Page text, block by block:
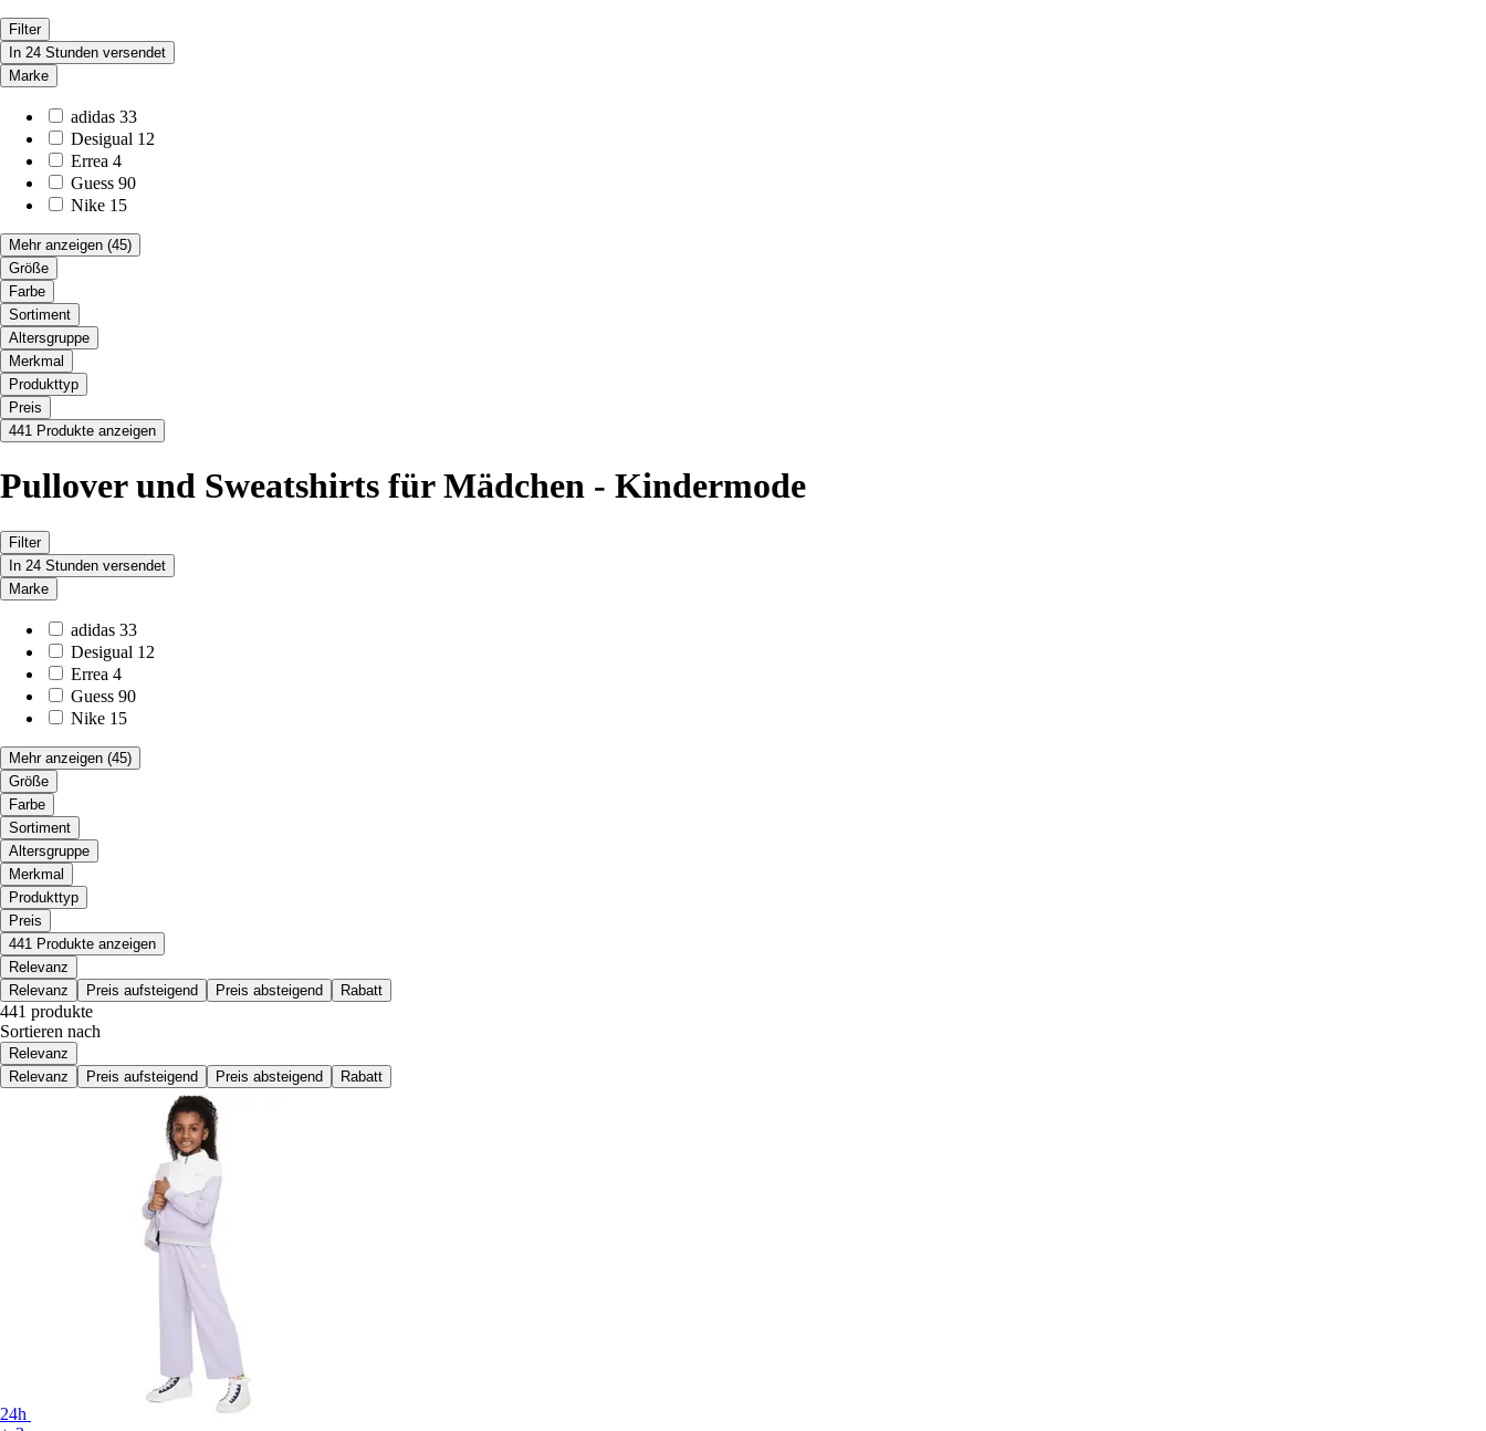
Filter
In 24 Stunden versendet
Marke
adidas 33
Desigual 12
Errea 4
Guess 90
Nike 15
Mehr anzeigen (45)
Größe
Farbe
Sortiment
Altersgruppe
Merkmal
Produkttyp
Preis
441 Produkte anzeigen
Pullover und Sweatshirts für Mädchen - Kindermode
Filter
In 24 Stunden versendet
Marke
adidas 33
Desigual 12
Errea 4
Guess 90
Nike 15
Mehr anzeigen (45)
Größe
Farbe
Sortiment
Altersgruppe
Merkmal
Produkttyp
Preis
441 Produkte anzeigen
Relevanz
Relevanz
Preis aufsteigend Preis absteigend Rabatt
441 produkte
Sortieren nach
Relevanz
Relevanz
Preis aufsteigend Preis absteigend Rabatt
24h